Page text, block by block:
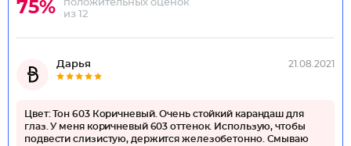
75%
положительных оценок
из 12
Дарья 21.08.2021
Цвет: Тон 603 Коричневый. Очень стойкий карандаш для
глаз. У меня коричневый 603 оттенок. Использую, чтобы
подвести слизистую, держится железобетонно. Смываю